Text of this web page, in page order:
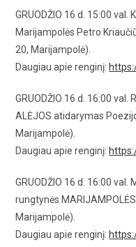
GRUODŽIO 16 d. 15:00 val.
Marijampolės Petro
20, Marijampolė).
Daugiau apie renginį:
GRUODŽIO 16 d. 16:00 val.
ALĖJOS atidarymas
Marijampolė).
Daugiau apie renginį:
GRUODŽIO 16 d. 16:00
rungtynės MARIJAMPOLĖS
Marijampolė).
Daugiau apie renginį: